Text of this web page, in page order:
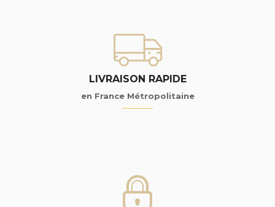
LIVRAISON RAPIDE
en France Métropolitaine